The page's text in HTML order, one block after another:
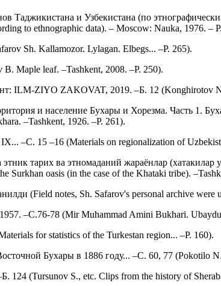
и Узбекистана (по
to ethnographic data). – Moscow: Nauka, 1976. –
Sh. Kallamozor. Lylagan. Elbegs... –P. 265).
Maple leaf. –Tashkent, 2008. –P. 250).
ILM-ZIYO ZAKOVAT, 2019. –Б. 12 (Konghirotov
и население Бухары и Хорезма. Часть 1.
–Tashkent, 1926. –P. 261).
–С. 15 –16 (Materials on regionalization of
тарих ва этномаданий жараёнлар
Surkhan oasis (in the case of the Khataki tribe).
(Field notes, Sh. Safarov's personal archive were
–С.76-78 (Mir Muhammad Amini Bukhari.
for statistics of the Turkestan region... –P. 160).
Бухары в 1886 году... –С. 60, 77 (Pokotilo
124 (Tursunov S., etc. Clips from the history of